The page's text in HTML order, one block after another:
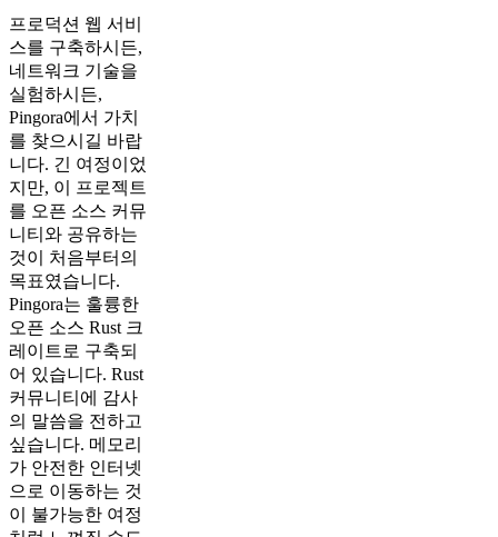
프로덕션 웹 서비
스를 구축하시든,
네트워크 기술을
실험하시든,
Pingora에서 가치
를 찾으시길 바랍
니다. 긴 여정이었
지만, 이 프로젝트
를 오픈 소스 커뮤
니티와 공유하는
것이 처음부터의
목표였습니다.
Pingora는 훌륭한
오픈 소스 Rust 크
레이트로 구축되
어 있습니다. Rust
커뮤니티에 감사
의 말씀을 전하고
싶습니다. 메모리
가 안전한 인터넷
으로 이동하는 것
이 불가능한 여정